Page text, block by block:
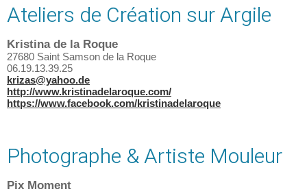
Ateliers de Création sur Argile
Kristina de la Roque
27680 Saint Samson de la Roque
06.19.13.39.25
krizas@yahoo.de
http://www.kristinadelaroque.com/
https://www.facebook.com/kristinadelaroque
Photographe & Artiste Mouleur
Pix Moment